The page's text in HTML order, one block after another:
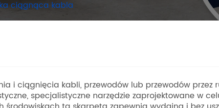
ciągnąca kabla
i ciągnięcia kabli, przewodów lub przewodów przez
specjalistyczne narzędzie zaprojektowane w